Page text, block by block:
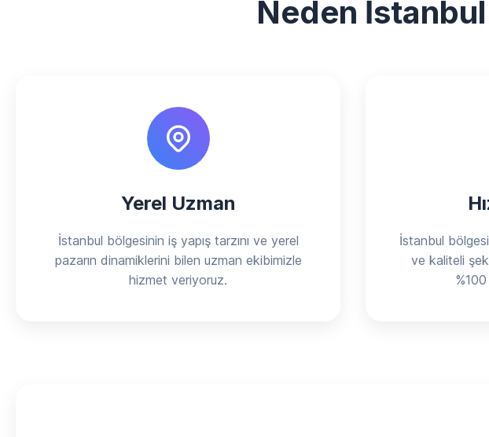
Neden
Yerel Uzman
İstanbul bölgesinin iş yapış tarzını ve yerel
pazarın dinamiklerini bilen uzman ekibimizle
hizmet veriyoruz.
İstanbul
ve kaliteli
%100